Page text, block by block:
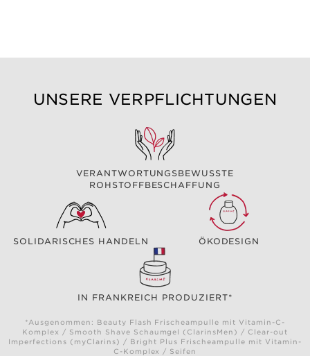
UNSERE VERPFLICHTUNGEN
VERANTWORTUNGSBEWUSSTE
ROHSTOFFBESCHAFFUNG
SOLIDARISCHES HANDELN ÖKODESIGN
IN FRANKREICH PRODUZIERT*
*Ausgenommen: Beauty Flash Frischeampulle mit Vitamin-C-
Komplex / Smooth Shave Schaumgel (ClarinsMen) / Clear-out
Imperfections (myClarins) / Bright Plus Frischeampulle mit Vitamin-
C-Komplex / Seifen